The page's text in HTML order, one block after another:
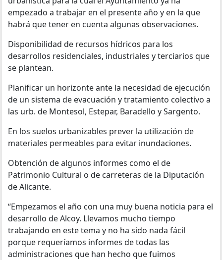
empezado a trabajar en el presente año y en la que
habrá que tener en cuenta algunas observaciones.
Disponibilidad de recursos hídricos para los
desarrollos residenciales, industriales y terciarios que
se plantean.
Planificar un horizonte ante la necesidad de ejecución
de un sistema de evacuación y tratamiento colectivo a
las urb. de Montesol, Estepar, Baradello y Sargento.
En los suelos urbanizables prever la utilización de
materiales permeables para evitar inundaciones.
Obtención de algunos informes como el de
Patrimonio Cultural o de carreteras de la Diputación
de Alicante.
“Empezamos el año con una muy buena noticia para el
desarrollo de Alcoy. Llevamos mucho tiempo
trabajando en este tema y no ha sido nada fácil
porque requeríamos informes de todas las
administraciones que han hecho que fuimos